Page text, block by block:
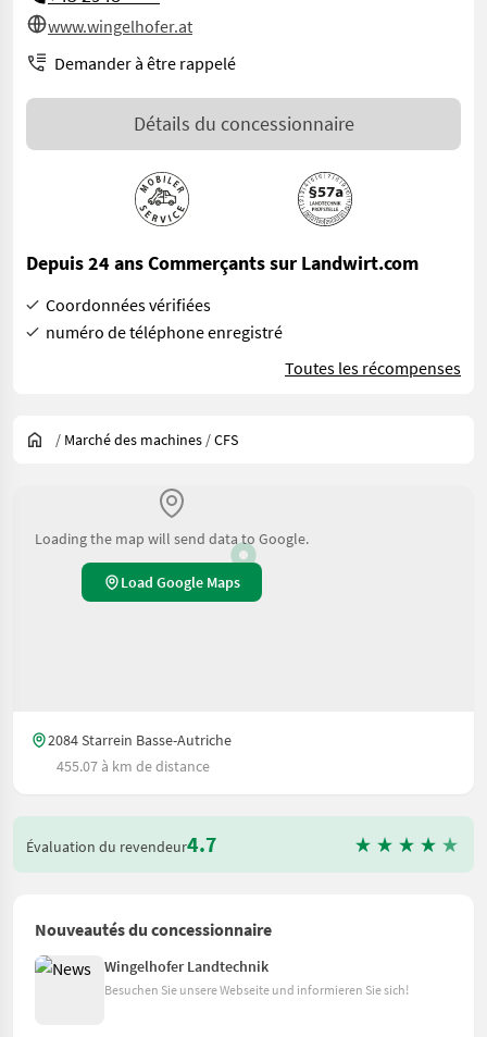
www.wingelhofer.at
Demander à être rappelé
Détails du concessionnaire
Depuis 24 ans Commerçants sur Landwirt.com
Coordonnées vérifiées
numéro de téléphone enregistré
Toutes les récompenses
/ Marché des machines /CFS
Loading the map will send data to Google.
Load Google Maps
2084 Starrein Basse-Autriche
455.07 à km de distance
Évaluation du revendeur4.7
Nouveautés du concessionnaire
Wingelhofer Landtechnik
Besuchen Sie unsere Webseite und informieren Sie sich!